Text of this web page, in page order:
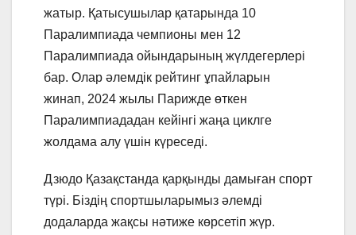
жатыр. Қатысушылар қатарында 10
Паралимпиада чемпионы мен 12
Паралимпиада ойындарының жүлдегерлері
бар. Олар әлемдік рейтинг ұпайларын
жинап, 2024 жылы Парижде өткен
Паралимпиададан кейінгі жаңа циклге
жолдама алу үшін күреседі.
Дзюдо Қазақстанда қарқынды дамыған спорт
түрі. Біздің спортшыларымыз әлемді
додаларда жақсы нәтиже көрсетіп жүр.